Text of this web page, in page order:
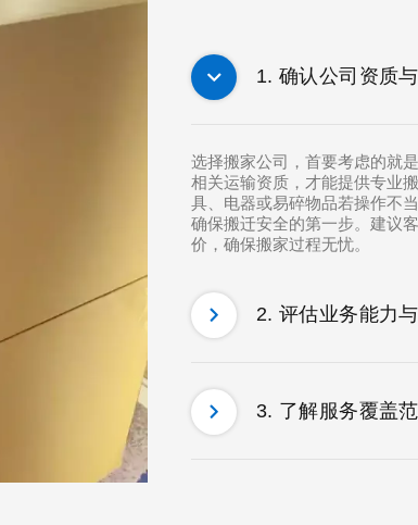
1. 确认公司资质
选择搬家公司，首要考虑的就
相关运输资质，才能提供专业
具、电器或易碎物品若操作不
确保搬迁安全的第一步。建议
价，确保搬家过程无忧。
2. 评估业务能力
3. 了解服务覆盖